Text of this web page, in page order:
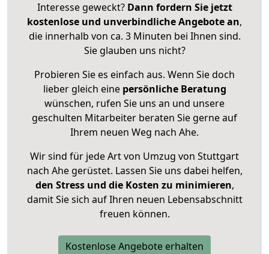
Interesse geweckt? Dann fordern Sie jetzt
kostenlose und unverbindliche Angebote an,
die innerhalb von ca. 3 Minuten bei Ihnen sind.
Sie glauben uns nicht?
Probieren Sie es einfach aus. Wenn Sie doch
lieber gleich eine persönliche Beratung
wünschen, rufen Sie uns an und unsere
geschulten Mitarbeiter beraten Sie gerne auf
Ihrem neuen Weg nach Ahe.
Wir sind für jede Art von Umzug von Stuttgart
nach Ahe gerüstet. Lassen Sie uns dabei helfen,
den Stress und die Kosten zu minimieren,
damit Sie sich auf Ihren neuen Lebensabschnitt
freuen können.
Kostenlose Angebote erhalten